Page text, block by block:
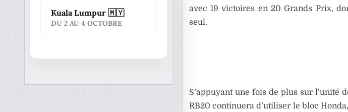
avec 19 victoires en 20 Grands Prix,
seul.
S’appuyant une fois de plus sur l’unité
RB20 continuera d’utiliser le bloc
Kuala Lumpur 🇲🇾
DU 2 AU 4 OCTOBRE